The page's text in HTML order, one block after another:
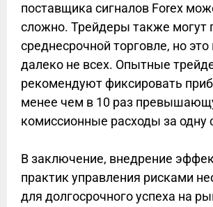
поставщика сигналов Forex
сложно. Трейдеры также могут
среднесрочной торговле, но это
далеко не всех. Опытные
рекомендуют фиксировать
менее чем в 10 раз
комиссионные расходы за одну
В заключение, внедрение
практик управления рисками
для долгосрочного успеха на